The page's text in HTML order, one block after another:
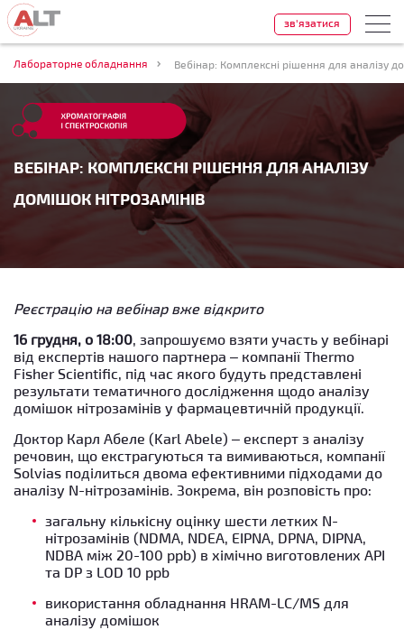
Лабораторне обладнання Вебінар: Комплексні рішення для аналізу
ВЕБІНАР: КОМПЛЕКСНІ РІШЕННЯ ДЛЯ АНАЛІЗУ
ДОМІШОК НІТРОЗАМІНІВ
зв'язатися
Реєстрацію на вебінар вже відкрито
16 грудня, о 18:00 , запрошуємо взяти участь у вебінарі
від експертів нашого партнера – компанії Thermo
Fisher Scientific, під час якого будуть представлені
результати тематичного дослідження щодо аналізу
домішок нітрозамінів у фармацевтичній продукції.
Доктор Карл Абеле (Karl Abele) – експерт з аналізу
речовин, що екстрагуються та вимиваються, компанії
Solvias поділиться двома ефективними підходами до
аналізу N-нітрозамінів. Зокрема, він розповість про:
загальну кількісну оцінку шести летких N-
нітрозамінів (NDMA, NDEA, EIPNA, DPNA, DIPNA,
NDBA між 20-100 ppb) в хімічно виготовлених API
та DP з LOD 10 ppb
використання обладнання HRAM-LC/MS для
аналізу домішок